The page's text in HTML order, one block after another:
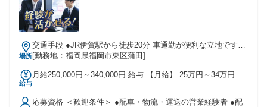
場所
交通手段 ●JR伊賀駅から徒歩20分 車通勤が便利な立地です
（無料駐車場あり） 「福岡インター横」 に位置し、 インタ
内からの通勤もスムーズです。
[勤務地：福岡県福岡市東区蒲田]
給与
月給250,000円～340,000円 給与 【月給】 25万円～34万円 ●
試用期間あり（期間中：時給1,200円～）
応募資格 ＜歓迎条件＞ ●配車・物流・運送の営業経験者 ●配